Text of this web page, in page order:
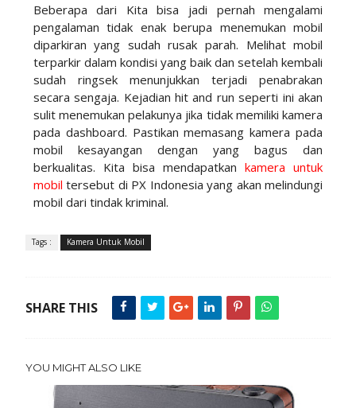
Beberapa dari Kita bisa jadi pernah mengalami
pengalaman tidak enak berupa menemukan mobil
diparkiran yang sudah rusak parah. Melihat mobil
terparkir dalam kondisi yang baik dan setelah kembali
sudah ringsek menunjukkan terjadi penabrakan
secara sengaja. Kejadian hit and run seperti ini akan
sulit menemukan pelakunya jika tidak memiliki kamera
pada dashboard. Pastikan memasang kamera pada
mobil kesayangan dengan yang bagus dan
berkualitas. Kita bisa mendapatkankamera untuk
mobil tersebut di PX Indonesia yang akan melindungi
mobil dari tindak kriminal.
Tags : Kamera Untuk Mobil
SHARE THIS
YOU MIGHT ALSO LIKE